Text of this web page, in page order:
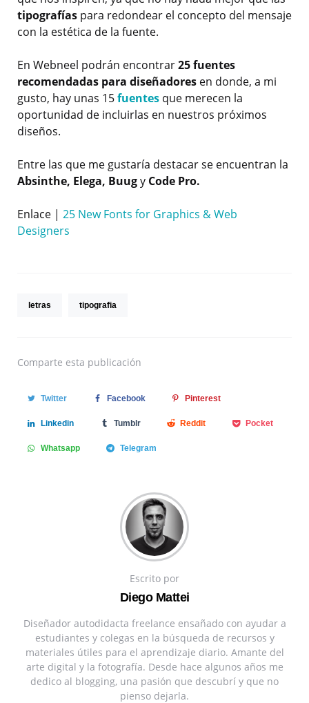
tipografías para redondear el concepto del mensaje
con la estética de la fuente.
En Webneel podrán encontrar25 fuentes
recomendadas para diseñadores en donde, a mi
gusto, hay unas 15fuentes que merecen la
oportunidad de incluirlas en nuestros próximos
diseños.
Entre las que me gustaría destacar se encuentran la
Absinthe, Elega, Buugy Code Pro.
Enlace | 25 New Fonts for Graphics & Web
Designers
letras tipografia
Comparte esta publicación
Twitter Facebook Pinterest
Linkedin Tumblr Reddit Pocket
Whatsapp Telegram
Escrito por
Diego Mattei
Diseñador autodidacta freelance ensañado con ayudar a
estudiantes y colegas en la búsqueda de recursos y
materiales útiles para el aprendizaje diario. Amante del
arte digital y la fotografía. Desde hace algunos años me
dedico al blogging, una pasión que descubrí y que no
pienso dejarla.